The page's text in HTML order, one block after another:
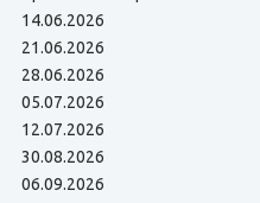
14.06.2026
21.06.2026
28.06.2026
05.07.2026
12.07.2026
30.08.2026
06.09.2026